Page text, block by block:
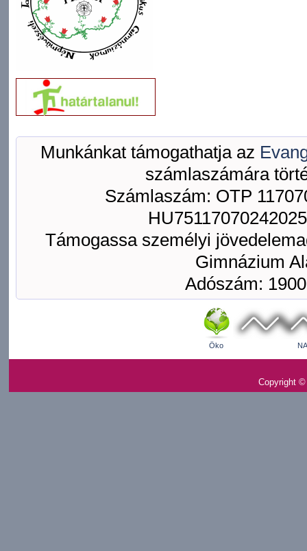
Munkánkat támogathatja az
számlaszámára
Számlaszám: OTP
Támogassa személyi
Gimnázium
Adószám:
Öko
Copyright